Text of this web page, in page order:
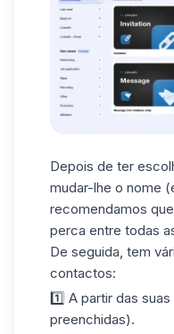
Depois de ter
mudar-lhe o nome
recomendamos
perca entre todas
De seguida, tem
contactos:
1️⃣ A partir das
preenchidas).